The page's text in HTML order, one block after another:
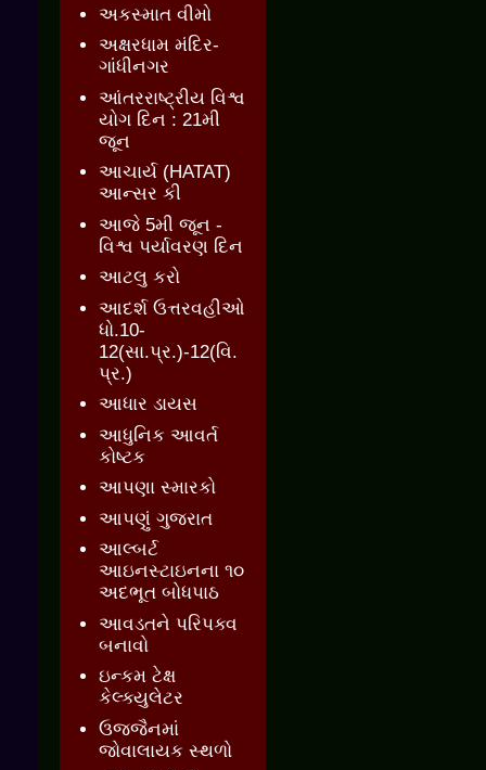
અકસ્માત વીમો
અક્ષરધામ મંદિર-
ગાંધીનગર
આંતરરાષ્ટ્રીય વિશ્વ
યોગ દિન : 21મી
જૂન
આચાર્ય (HATAT)
આન્સર કી
આજે 5મી જૂન -
વિશ્વ પર્યાવરણ દિન
આટલુ કરો
આદર્શ ઉત્તરવહીઓ
ધો.10-
12(સા.પ્ર.)-12(વિ.
પ્ર.)
આધાર ડાયસ
આધુનિક આવર્ત
કોષ્ટક
આપણા સ્મારકો
આપણું ગુજરાત
આલ્બર્ટ
આઇનસ્ટાઇનના ૧૦
અદભૂત બોધપાઠ
આવડતને પરિપક્વ
બનાવો
ઇન્કમ ટેક્ષ
કેલ્ક્યુલેટર
ઉજ્જૈનમાં
જોવાલાયક સ્થળો